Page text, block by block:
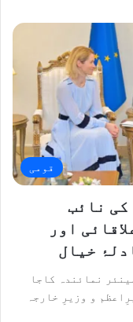
قومی
کی نائب
اور
خیال
نمائندہ کاجا
و وزیرِ خارجہ